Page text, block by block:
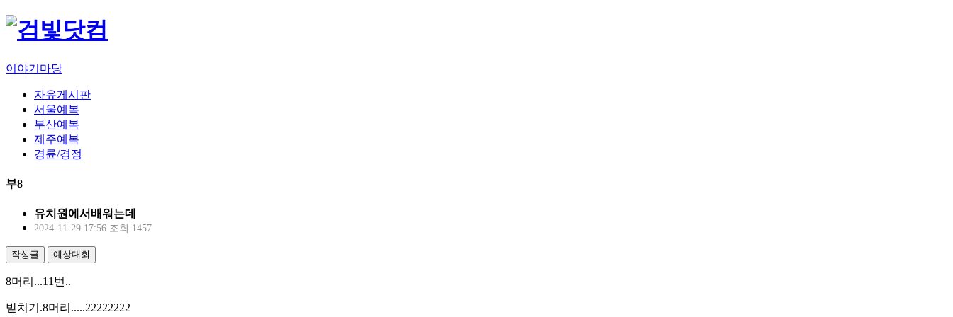
이야기마당
자유게시판
서울예복
부산예복
제주예복
경륜/경정
부8
유치원에서배워는데
2024-11-29 17:56 조회 1457
작성글 예상대회
8머리...11번..
받치기.8머리.....22222222